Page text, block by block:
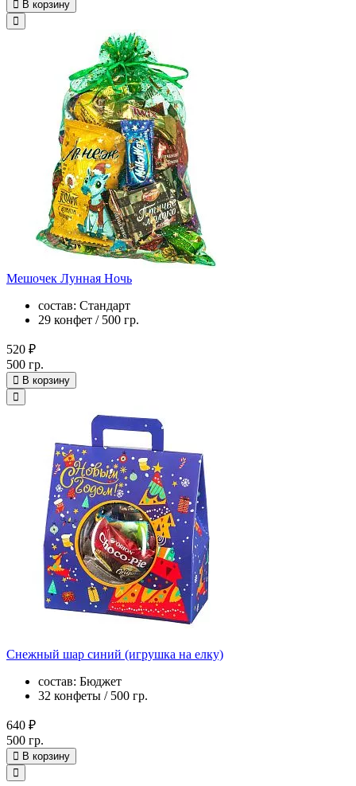
В корзину
Мешочек Лунная Ночь
состав: Стандарт
29 конфет / 500 гр.
520 ₽
500 гр.
В корзину
Снежный шар синий (игрушка на елку)
состав: Бюджет
32 конфеты / 500 гр.
640 ₽
500 гр.
В корзину